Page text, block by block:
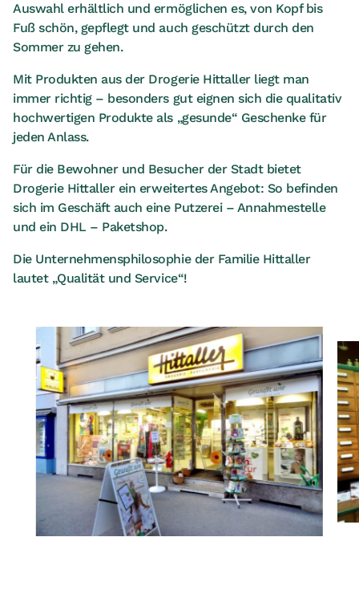
Auswahl erhältlich und ermöglichen es, von Kopf bis
Fuß schön, gepflegt und auch geschützt durch den
Sommer zu gehen.
Mit Produkten aus der Drogerie Hittaller liegt man
immer richtig – besonders gut eignen sich die qualitativ
hochwertigen Produkte als „gesunde“ Geschenke für
jeden Anlass.
Für die Bewohner und Besucher der Stadt bietet
Drogerie Hittaller ein erweitertes Angebot: So befinden
sich im Geschäft auch eine Putzerei – Annahmestelle
und ein DHL – Paketshop.
Die Unternehmensphilosophie der Familie Hittaller
lautet „Qualität und Service“!